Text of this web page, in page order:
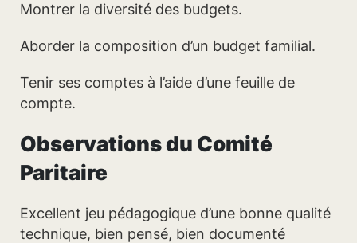
Montrer la diversité des budgets.
Aborder la composition d’un budget familial.
Tenir ses comptes à l’aide d’une feuille de
compte.
Observations du Comité
Paritaire
Excellent jeu pédagogique d’une bonne qualité
technique, bien pensé, bien documenté